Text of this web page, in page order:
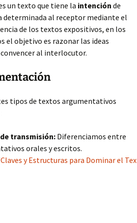
un texto que tiene la intención de
determinada al receptor mediante el
de los textos expositivos, en los
el objetivo es razonar las ideas
al interlocutor.
tipos de textos argumentativos
transmisión: Diferenciamos entre
orales y escritos.
y Estructuras para Dominar el